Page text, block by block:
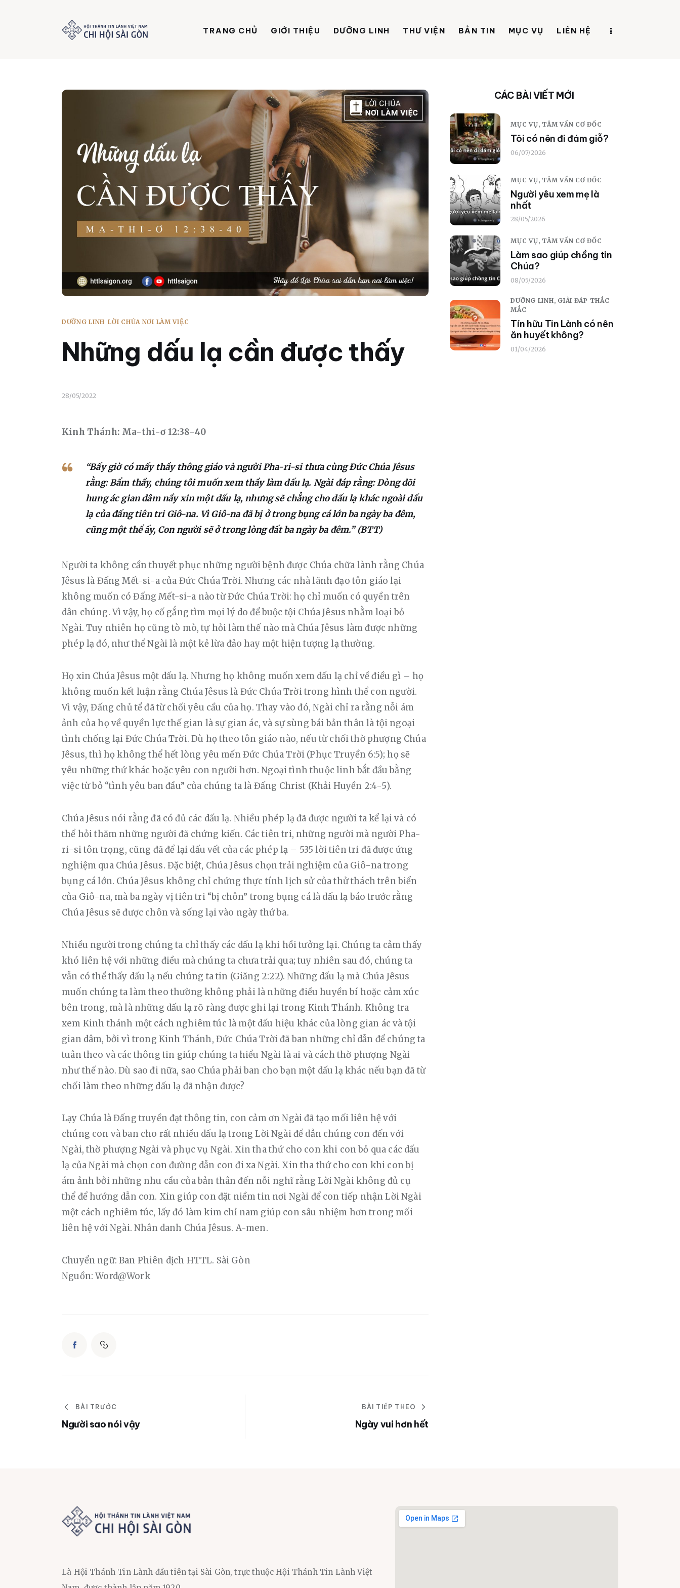
TRANG CHỦ GIỚI THIỆU DƯỠNG LINH THƯ VIỆN BẢN TIN MỤC VỤ LIÊN HỆ
DƯỠNG LINH LỜI CHÚA NƠI LÀM VIỆC
Những dấu lạ cần được thấy
28/05/2022
Kinh Thánh: Ma-thi-ơ 12:38-40
“Bấy giờ có mấy thầy thông giáo và người Pha-ri-si thưa cùng Đức Chúa Jêsus
rằng: Bẩm thầy, chúng tôi muốn xem thầy làm dấu lạ. Ngài đáp rằng: Dòng dõi
hung ác gian dâm nầy xin một dấu lạ, nhưng sẽ chẳng cho dấu lạ khác ngoài dấu
lạ của đấng tiên tri Giô-na. Vì Giô-na đã bị ở trong bụng cá lớn ba ngày ba đêm,
cũng một thể ấy, Con người sẽ ở trong lòng đất ba ngày ba đêm.” (BTT)
Người ta không cần thuyết phục những người bệnh được Chúa chữa lành rằng Chúa
Jêsus là Đấng Mết-si-a của Đức Chúa Trời. Nhưng các nhà lãnh đạo tôn giáo lại
không muốn có Đấng Mết-si-a nào từ Đức Chúa Trời: họ chỉ muốn có quyền trên
dân chúng. Vì vậy, họ cố gắng tìm mọi lý do để buộc tội Chúa Jêsus nhằm loại bỏ
Ngài. Tuy nhiên họ cũng tò mò, tự hỏi làm thế nào mà Chúa Jêsus làm được những
phép lạ đó, như thể Ngài là một kẻ lừa đảo hay một hiện tượng lạ thường.
Họ xin Chúa Jêsus một dấu lạ. Nhưng họ không muốn xem dấu lạ chỉ về điều gì – họ
không muốn kết luận rằng Chúa Jêsus là Đức Chúa Trời trong hình thể con người.
Vì vậy, Đấng chủ tể đã từ chối yêu cầu của họ. Thay vào đó, Ngài chỉ ra rằng nỗi ám
ảnh của họ về quyền lực thế gian là sự gian ác, và sự sùng bái bản thân là tội ngoại
tình chống lại Đức Chúa Trời. Dù họ theo tôn giáo nào, nếu từ chối thờ phượng Chúa
Jêsus, thì họ không thể hết lòng yêu mến Đức Chúa Trời (Phục Truyền 6:5); họ sẽ
yêu những thứ khác hoặc yêu con người hơn. Ngoại tình thuộc linh bắt đầu bằng
việc từ bỏ “tình yêu ban đầu” của chúng ta là Đấng Christ (Khải Huyền 2:4-5).
Chúa Jêsus nói rằng đã có đủ các dấu lạ. Nhiều phép lạ đã được người ta kể lại và có
thể hỏi thăm những người đã chứng kiến. Các tiên tri, những người mà người Pha-
ri-si tôn trọng, cũng đã để lại dấu vết của các phép lạ – 535 lời tiên tri đã được ứng
nghiệm qua Chúa Jêsus. Đặc biệt, Chúa Jêsus chọn trải nghiệm của Giô-na trong
bụng cá lớn. Chúa Jêsus không chỉ chứng thực tính lịch sử của thử thách trên biển
của Giô-na, mà ba ngày vị tiên tri “bị chôn” trong bụng cá là dấu lạ báo trước rằng
Chúa Jêsus sẽ được chôn và sống lại vào ngày thứ ba.
Nhiều người trong chúng ta chỉ thấy các dấu lạ khi hồi tưởng lại. Chúng ta cảm thấy
khó liên hệ với những điều mà chúng ta chưa trải qua; tuy nhiên sau đó, chúng ta
vẫn có thể thấy dấu lạ nếu chúng ta tin (Giăng 2:22). Những dấu lạ mà Chúa Jêsus
muốn chúng ta làm theo thường không phải là những điều huyền bí hoặc cảm xúc
bên trong, mà là những dấu lạ rõ ràng được ghi lại trong Kinh Thánh. Không tra
xem Kinh thánh một cách nghiêm túc là một dấu hiệu khác của lòng gian ác và tội
gian dâm, bởi vì trong Kinh Thánh, Đức Chúa Trời đã ban những chỉ dẫn để chúng ta
tuân theo và các thông tin giúp chúng ta hiểu Ngài là ai và cách thờ phượng Ngài
như thế nào. Dù sao đi nữa, sao Chúa phải ban cho bạn một dấu lạ khác nếu bạn đã từ
chối làm theo những dấu lạ đã nhận được?
Lạy Chúa là Đấng truyền đạt thông tin, con cảm ơn Ngài đã tạo mối liên hệ với
chúng con và ban cho rất nhiều dấu lạ trong Lời Ngài để dẫn chúng con đến với
Ngài, thờ phượng Ngài và phục vụ Ngài. Xin tha thứ cho con khi con bỏ qua các dấu
lạ của Ngài mà chọn con đường dẫn con đi xa Ngài. Xin tha thứ cho con khi con bị
ám ảnh bởi những nhu cầu của bản thân đến nỗi nghĩ rằng Lời Ngài không đủ cụ
thể để hướng dẫn con. Xin giúp con đặt niềm tin nơi Ngài để con tiếp nhận Lời Ngài
một cách nghiêm túc, lấy đó làm kim chỉ nam giúp con sâu nhiệm hơn trong mối
liên hệ với Ngài. Nhân danh Chúa Jêsus. A-men.
Chuyển ngữ: Ban Phiên dịch HTTL. Sài Gòn
Nguồn: Word@Work
BÀI TRƯỚC
Người sao nói vậy
BÀI TIẾP THEO
Ngày vui hơn hết
CÁC BÀI VIẾT MỚI
MỤC VỤ, TÂM VẤN CƠ ĐỐC
Tôi có nên đi đám giỗ?
06/07/2026
MỤC VỤ, TÂM VẤN CƠ ĐỐC
Người yêu xem mẹ là
nhất
28/05/2026
MỤC VỤ, TÂM VẤN CƠ ĐỐC
Làm sao giúp chồng tin
Chúa?
08/05/2026
DƯỠNG LINH, GIẢI ĐÁP THẮC
MẮC
Tín hữu Tin Lành có nên
ăn huyết không?
01/04/2026
Là Hội Thánh Tin Lành đầu tiên tại Sài Gòn, trực thuộc Hội Thánh Tin Lành Việt